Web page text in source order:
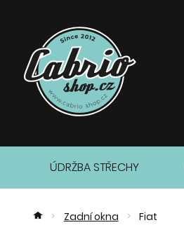
ÚDRŽBA STŘECHY
> Zadní okna > Fiat